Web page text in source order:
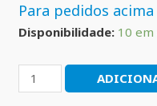
Para pedidos
Disponibilidade: 10 em